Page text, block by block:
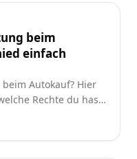
beim
einfach
Autokauf? Hier
Rechte du hast